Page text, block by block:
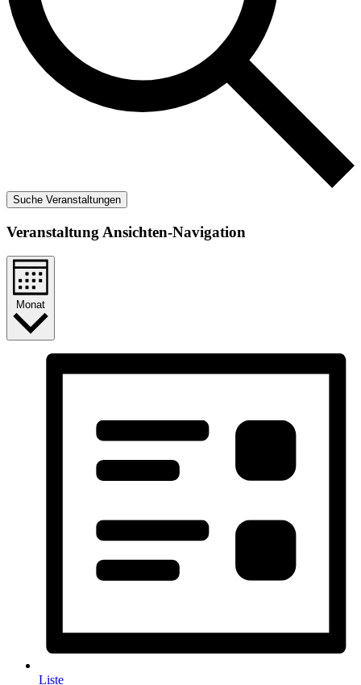
Suche Veranstaltungen
Veranstaltung Ansichten-Navigation
Monat
Liste